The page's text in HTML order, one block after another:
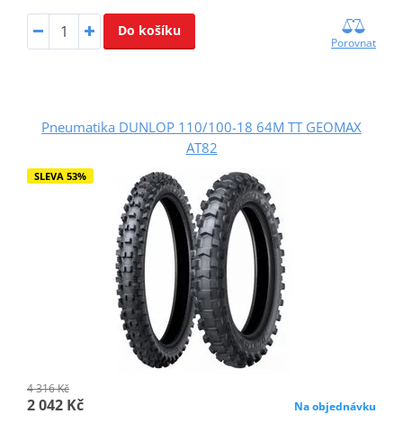
Do košíku
Porovnat
Pneumatika DUNLOP 110/100-18 64M TT GEOMAX
AT82
SLEVA 53%
4 316 Kč
2 042 Kč Na objednávku